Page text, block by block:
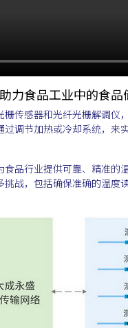
力食品工业中的食品
传感器和光纤光栅解调
调节加热或冷却系统，
品行业提供可靠、精准
战，包括确保准确的温